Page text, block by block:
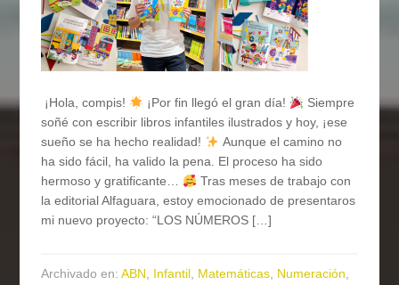
¡Hola, compis! ¡Por fin llegó el gran día!
Siempre
soñé con escribir libros infantiles ilustrados y hoy, ¡ese
sueño se ha hecho realidad!
Aunque el camino no
ha sido fácil, ha valido la pena. El proceso ha sido
hermoso y gratificante…
Tras meses de trabajo con
la editorial Alfaguara, estoy emocionado de presentaros
mi nuevo proyecto: “LOS NÚMEROS […]
Archivado en:ABN, Infantil, Matemáticas, Numeración,